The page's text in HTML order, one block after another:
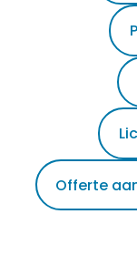
Offerte